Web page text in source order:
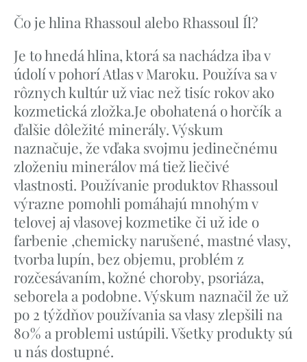
Čo je hlina Rhassoul alebo Rhassoul Íl?
Je to hnedá hlina, ktorá sa nachádza iba v
údolí v pohorí Atlas v Maroku. Používa sa v
rôznych kultúr už viac než tisíc rokov ako
kozmetická zložka.Je obohatená o horčík a
ďalšie dôležité minerály. Výskum
naznačuje, že vďaka svojmu jedinečnému
zloženiu minerálov má tiež liečivé
vlastnosti. Používanie produktov Rhassoul
výrazne pomohli pomáhajú mnohým v
telovej aj vlasovej kozmetike či už ide o
farbenie ,chemicky narušené, mastné vlasy,
tvorba lupín, bez objemu, problém z
rozčesávaním, kožné choroby, psoriáza,
seborela a podobne. Výskum naznačil že už
po 2 týždňov používania sa vlasy zlepšili na
80% a problemi ustúpili. Všetky produkty sú
u nás dostupné.